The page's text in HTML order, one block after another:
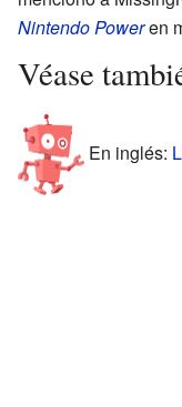
Nintendo Poweren
Véase
En inglés: